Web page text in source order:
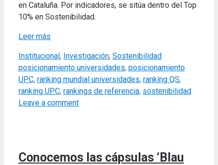
en Cataluña. Por indicadores, se sitúa dentro del Top
10% en Sostenibilidad.
Leer más
Categories
Institucional , Investigación, SostenibilidadTags
posicionamiento universidades, posicionamiento
UPC, ranking mundial universidades, ranking QS,
ranking UPC, rankings de referencia, sostenibilidad
Leave a comment
Conocemos las cápsulas ‘Blau